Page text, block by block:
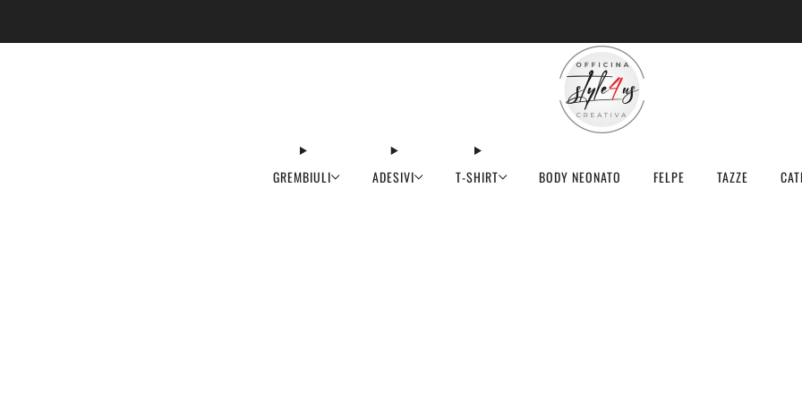
GREMBIULI ADESIVI T-SHIRT BODY NEONATO FELPE TAZZE